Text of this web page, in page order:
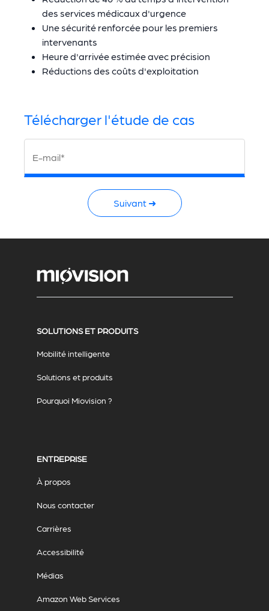
des services médicaux d'urgence
Une sécurité renforcée pour les premiers
intervenants
Heure d'arrivée estimée avec précision
Réductions des coûts d'exploitation
Télécharger l'étude de cas
E-mail*
Suivant ➜
SOLUTIONS ET PRODUITS
Mobilité intelligente
Solutions et produits
Pourquoi Miovision ?
ENTREPRISE
À propos
Nous contacter
Carrières
Accessibilité
Médias
Amazon Web Services